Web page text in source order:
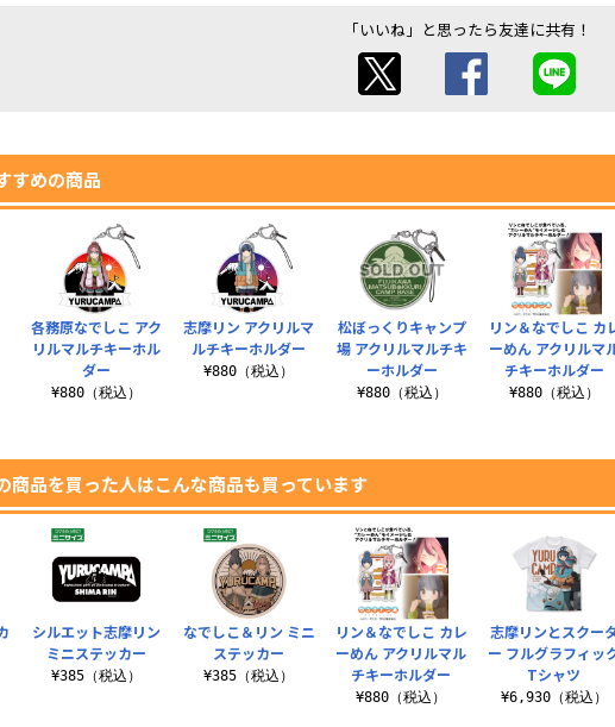
「いいね」と思ったら友達に共有！
すめの商品
松ぼっくりキャンプ
場 アクリルマルチキ
ーホルダー
¥880（税込）
リン＆なでしこ カ
ーめん アクリルマ
チキーホルダー
¥880（税込）
各務原なでしこ アク
リルマルチキーホル
ダー
¥880（税込）
志摩リン アクリルマ
ルチキーホルダー
¥880（税込）
商品を買った人はこんな商品も買っています
リン＆なでしこ カレ
ーめん アクリルマル
チキーホルダー
¥880（税込）
志摩リンとスクー
ー フルグラフィッ
Tシャツ
¥6,930（税込）
シルエット志摩リン
ミニステッカー
¥385（税込）
なでしこ＆リン ミニ
ステッカー
¥385（税込）